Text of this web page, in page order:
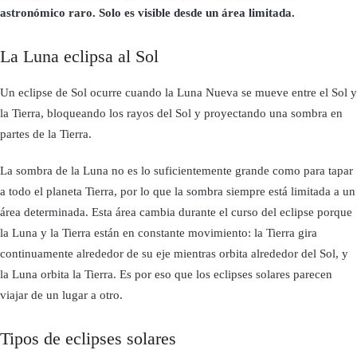
astronómico raro. Solo es visible desde un área limitada.
La Luna eclipsa al Sol
Un eclipse de Sol ocurre cuando la Luna Nueva se mueve entre el Sol y
la Tierra, bloqueando los rayos del Sol y proyectando una sombra en
partes de la Tierra.
La sombra de la Luna no es lo suficientemente grande como para tapar
a todo el planeta Tierra, por lo que la sombra siempre está limitada a un
área determinada. Esta área cambia durante el curso del eclipse porque
la Luna y la Tierra están en constante movimiento: la Tierra gira
continuamente alrededor de su eje mientras orbita alrededor del Sol, y
la Luna orbita la Tierra. Es por eso que los eclipses solares parecen
viajar de un lugar a otro.
Tipos de eclipses solares